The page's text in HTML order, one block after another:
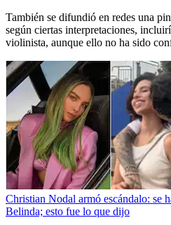
También se difundió en redes una
según ciertas interpretaciones,
violinista, aunque ello no ha sido
Christian Nodal armó escándalo: se
Belinda; esto fue lo que dijo